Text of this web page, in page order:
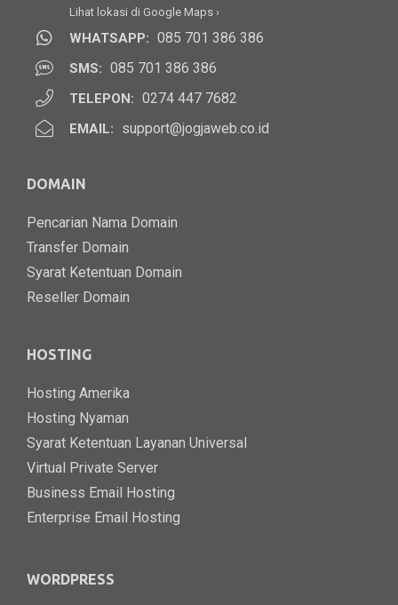
Lihat lokasi di Google Maps ›
WHATSAPP: 085 701 386 386
SMS: 085 701 386 386
TELEPON: 0274 447 7682
EMAIL: support@jogjaweb.co.id
DOMAIN
Pencarian Nama Domain
Transfer Domain
Syarat Ketentuan Domain
Reseller Domain
HOSTING
Hosting Amerika
Hosting Nyaman
Syarat Ketentuan Layanan Universal
Virtual Private Server
Business Email Hosting
Enterprise Email Hosting
WORDPRESS